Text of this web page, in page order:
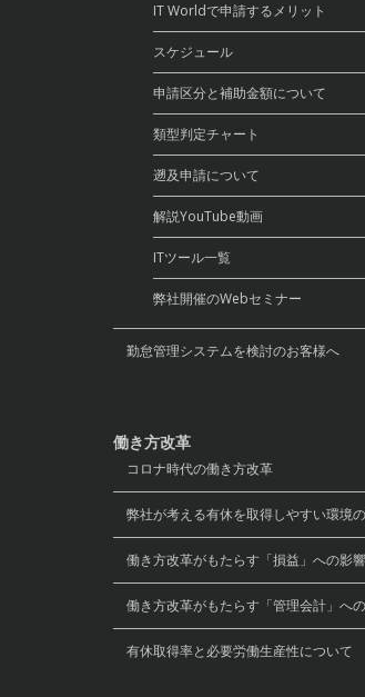
IT Worldで申請するメリット
スケジュール
申請区分と補助金額について
類型判定チャート
遡及申請について
解説YouTube動画
ITツール一覧
弊社開催のWebセミナー
勤怠管理システムを検討のお客様へ
働き方改革
コロナ時代の働き方改革
弊社が考える有休を取得しやすい環境
働き方改革がもたらす「損益」への影響
働き方改革がもたらす「管理会計」へ
有休取得率と必要労働生産性について